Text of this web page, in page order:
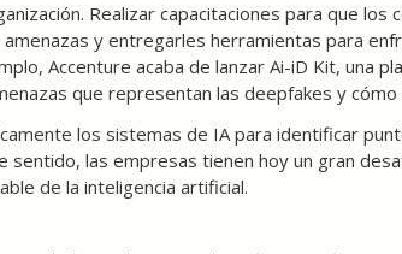
Realizar capacitaciones para que los
y entregarles herramientas para
Accenture acaba de lanzar Ai-iD Kit, una
que representan las deepfakes y
los sistemas de IA para identificar
sentido, las empresas tienen hoy un gran
de la inteligencia artificial.